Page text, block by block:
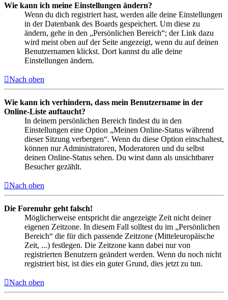
Wie kann ich meine Einstellungen ändern?
Wenn du dich registriert hast, werden alle deine Einstellungen
in der Datenbank des Boards gespeichert. Um diese zu
ändern, gehe in den „Persönlichen Bereich“; der Link dazu
wird meist oben auf der Seite angezeigt, wenn du auf deinen
Benutzernamen klickst. Dort kannst du alle deine
Einstellungen ändern.
Nach oben
Wie kann ich verhindern, dass mein Benutzername in der
Online-Liste auftaucht?
In deinem persönlichen Bereich findest du in den
Einstellungen eine Option „Meinen Online-Status während
dieser Sitzung verbergen“. Wenn du diese Option einschaltest,
können nur Administratoren, Moderatoren und du selbst
deinen Online-Status sehen. Du wirst dann als unsichtbarer
Besucher gezählt.
Nach oben
Die Forenuhr geht falsch!
Möglicherweise entspricht die angezeigte Zeit nicht deiner
eigenen Zeitzone. In diesem Fall solltest du im „Persönlichen
Bereich“ die für dich passende Zeitzone (Mitteleuropäische
Zeit, ...) festlegen. Die Zeitzone kann dabei nur von
registrierten Benutzern geändert werden. Wenn du noch nicht
registriert bist, ist dies ein guter Grund, dies jetzt zu tun.
Nach oben